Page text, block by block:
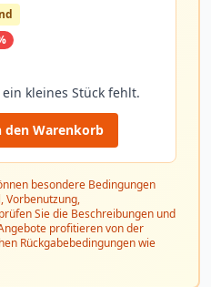
kleines Stück fehlt.
den Warenkorb
besondere Bedingungen
Vorbenutzung,
Sie die Beschreibungen und
profitieren von der
Rückgabebedingungen wie